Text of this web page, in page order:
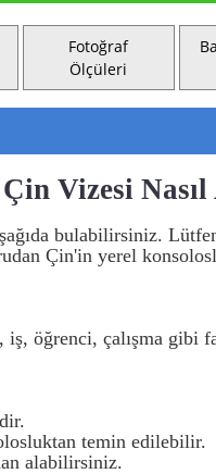
Fotoğraf
Ölçüleri
Vizesi Nasıl
bulabilirsiniz.
Çin'in yerel
öğrenci, çalışma gibi
temin edilebilir.
alabilirsiniz.